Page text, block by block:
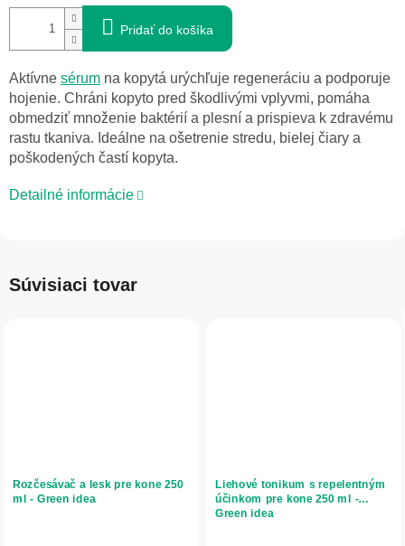
Pridať do košíka
Aktívne sérum na kopytá urýchľuje regeneráciu a podporuje
hojenie. Chráni kopyto pred škodlivými vplyvmi, pomáha
obmedziť množenie baktérií a plesní a prispieva k zdravému
rastu tkaniva. Ideálne na ošetrenie stredu, bielej čiary a
poškodených častí kopyta.
Detailné informácie
Súvisiaci tovar
Rozčesávač a lesk pre kone 250
ml - Green idea
Liehové tonikum s repelentným
účinkom pre kone 250 ml -
Green idea